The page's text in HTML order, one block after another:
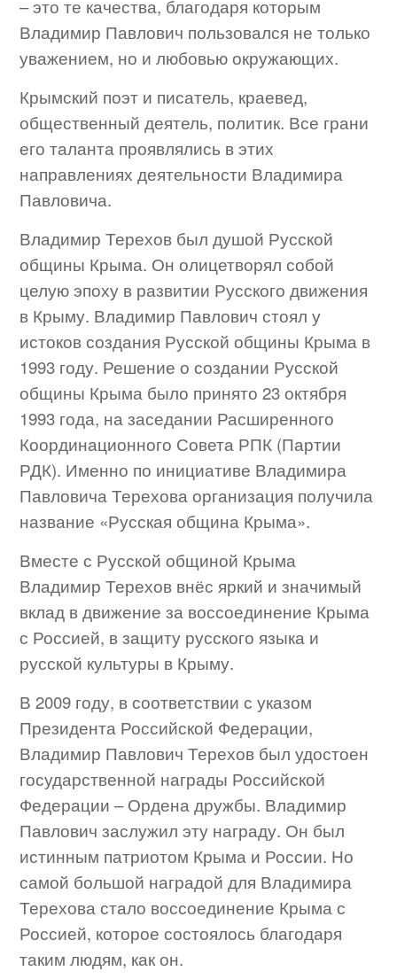
– это те качества, благодаря которым
Владимир Павлович пользовался не только
уважением, но и любовью окружающих.
Крымский поэт и писатель, краевед,
общественный деятель, политик. Все грани
его таланта проявлялись в этих
направлениях деятельности Владимира
Павловича.
Владимир Терехов был душой Русской
общины Крыма. Он олицетворял собой
целую эпоху в развитии Русского движения
в Крыму. Владимир Павлович стоял у
истоков создания Русской общины Крыма в
1993 году. Решение о создании Русской
общины Крыма было принято 23 октября
1993 года, на заседании Расширенного
Координационного Совета РПК (Партии
РДК). Именно по инициативе Владимира
Павловича Терехова организация получила
название «Русская община Крыма».
Вместе с Русской общиной Крыма
Владимир Терехов внёс яркий и значимый
вклад в движение за воссоединение Крыма
с Россией, в защиту русского языка и
русской культуры в Крыму.
В 2009 году, в соответствии с указом
Президента Российской Федерации,
Владимир Павлович Терехов был удостоен
государственной награды Российской
Федерации – Ордена дружбы. Владимир
Павлович заслужил эту награду. Он был
истинным патриотом Крыма и России. Но
самой большой наградой для Владимира
Терехова стало воссоединение Крыма с
Россией, которое состоялось благодаря
таким людям, как он.